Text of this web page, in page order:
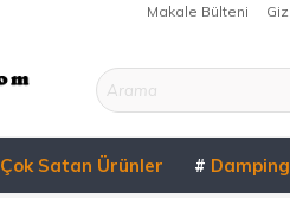
Makale Bülteni
Çok Satan Ürünler #